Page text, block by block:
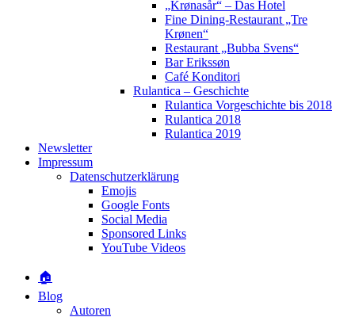
„Krønasår“ – Das Hotel
Fine Dining-Restaurant „Tre
Krønen“
Restaurant „Bubba Svens“
Bar Erikssøn
Café Konditori
Rulantica – Geschichte
Rulantica Vorgeschichte bis 2018
Rulantica 2018
Rulantica 2019
Newsletter
Impressum
Datenschutzerklärung
Emojis
Google Fonts
Social Media
Sponsored Links
YouTube Videos
🏠
Blog
Autoren